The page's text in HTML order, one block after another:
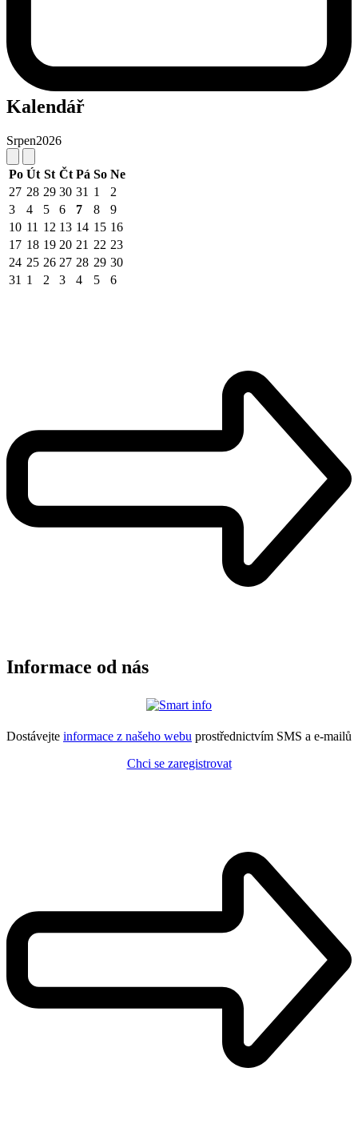
Kalendář
Srpen2026
Po Út St Čt Pá So Ne
27 28 29 30 31 1
2
3
4 5 6 7 8
9
10 11 12 13 14 15 16
17 18 19 20 21 22 23
24 25 26 27 28 29 30
31 1 2 3 4 5 6
Informace od nás
Dostávejte informace z našeho webu prostřednictvím SMS a e-mailů
Chci se zaregistrovat